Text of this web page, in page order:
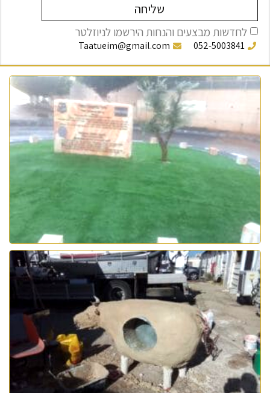
לחדשות מבצעים והנחות הירשמו לניוזלטר
שליחה
052-5003841
Taatueim@gmail.com